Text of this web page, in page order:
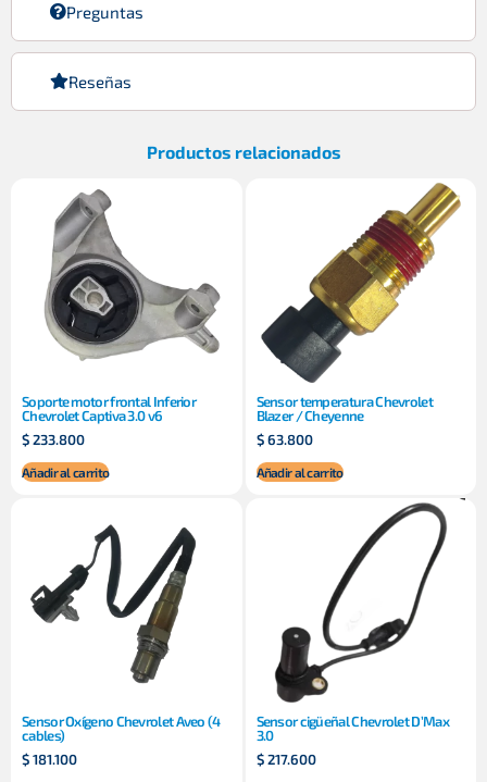
Preguntas
Reseñas
Productos relacionados
Soporte motor frontal Inferior
Chevrolet Captiva 3.0 v6
$233.800
Añadir al carrito
Sensor temperatura Chevrolet
Blazer / Cheyenne
$63.800
Añadir al carrito
Sensor Oxígeno Chevrolet Aveo (4
cables)
$181.100
Sensor cigüeñal Chevrolet D’Max
3.0
$217.600